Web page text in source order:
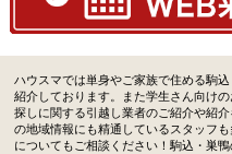
ハウスマでは単身やご家族で住める駒
紹介しております。また学生さん向け
探しに関する引越し業者のご紹介や紹
の地域情報にも精通しているスタッフ
についてもご相談ください！駒込・巣